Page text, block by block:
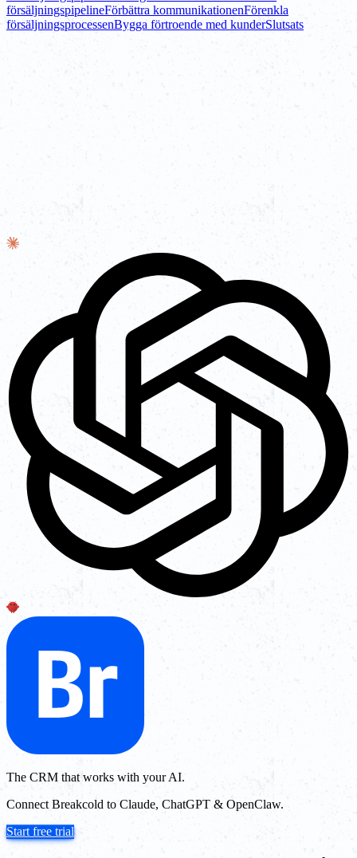
försäljningspipelineFörbättra kommunikationenFörenkla
försäljningsprocessenBygga förtroende med kunderSlutsats
The CRM that works with your AI.
Connect Breakcold to Claude, ChatGPT & OpenClaw.
Start free trial